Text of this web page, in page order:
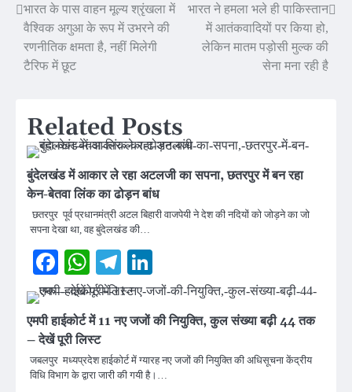
Post
navigation
भारत के पास वाहन मूल्य श्रृंखला में
वैश्विक अगुआ के रूप में उभरने की
रणनीतिक क्षमता है, नहीं मिलेगी
टैरिफ में छूट
भारत ने हमला भले ही पाकिस्तान
में आतंकवादियों पर किया हो,
लेकिन मातम पड़ोसी मुल्क की
सेना मना रही है
Related Posts
बुंदेलखंड में आकार ले रहा अटलजी का सपना, छतरपुर में बन रहा
केन-बेतवा लिंक का ढोड़न बांध
छतरपुर पूर्व प्रधानमंत्री अटल बिहारी वाजपेयी ने देश की नदियों को जोड़ने का जो
सपना देखा था, वह बुंदेलखंड की…
Facebook
WhatsApp
Telegram
एमपी हाईकोर्ट में 11 नए जजों की नियुक्ति, कुल संख्या बढ़ी 44 तक
– देखें पूरी लिस्ट
जबलपुर मध्यप्रदेश हाईकोर्ट में ग्यारह नए जजों की नियुक्ति की अधिसूचना केंद्रीय
विधि विभाग के द्वारा जारी की गयी है।…